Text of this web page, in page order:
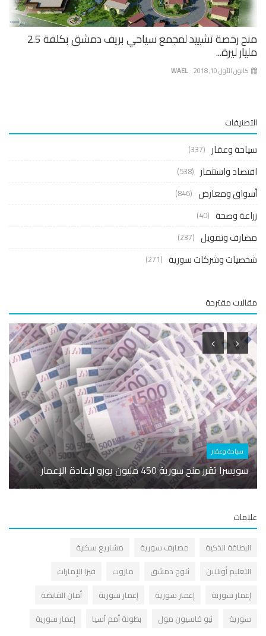
منح رخصة تشييد لمجمع سياحي بريف دمشق بكلفة 2.5
ليرة...
WAEL الأول 10, 2018
وعقار (337)
واستثمار (538)
ومعارض (846)
وصحة (40)
وتمويل (237)
وشركات سورية (271)
مقترحة
سياحة وعقار
سويسرا تقرر منح سورية 450 مليون يورو لإعادة الإعمار كلفتها
الذكية مصارف سورية
مشاريع سكنية
أونلاين
ثلوج دمشق مازوت
فيزا الإمارات
سورية
إعمار سورية إعمار سورية
أمان القابضة
نيو قاسيون مول بطولة أمم آسيا إعمار سورية